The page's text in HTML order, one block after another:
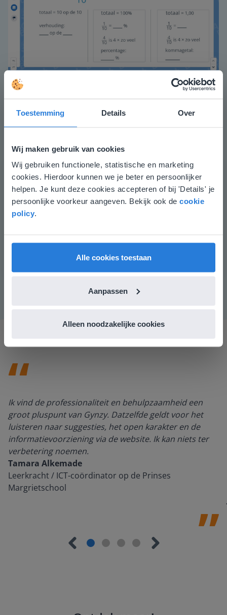
Toestemming Details Over
Wij maken gebruik van cookies
Wij gebruiken functionele, statistische en marketing
cookies. Hierdoor kunnen we je beter en persoonlijker
helpen. Je kunt deze cookies accepteren of bij 'Details' je
persoonlijke voorkeur aangeven. Bekijk ook de cookie
policy.
Alle cookies toestaan
Aanpassen
Alleen noodzakelijke cookies
Vervolgens leg je stap voor stap uit hoe je de
verschillende verhoudingsgetallen vanuit een breuk
bepaalt. Oefen met het omzetten van
verhoudingsgetallen.
Hoe zien de verhoudingsgetallen eruit als het 2//4
wordt?
Afsluiting
Je controleert of de leerlingen het lesdoel begrijpen
door te vragen welke stappen er gezet moeten worden
om de verhoudingsgetallen om te zetten. Daarna
verdeel je de leerlingen in tweetallen en moeten ze
samen de verhoudingsgetallen in de juiste volgorde
zetten. De juiste volgorde is 12%, 1//4, 1 op de 3, 50%,
0,66, 7//10, 4 op de 5 en 0,99.
Ik vind de professionaliteit en behulpzaamheid een
groot pluspunt van Gynzy. Datzelfde geldt voor het
luisteren naar suggesties, het open karakter en de
informatievoorziening via de website. Ik kan niets ter
verbetering noemen.
Tamara Alkemade
Leerkracht / ICT-coördinator op de Prinses
Margrietschool
Deze website komt niet
overeen met je locatie
Gezien je locatie, denken we dat je misschien
liever naar de website voor English gaat. Hier
English
Nederland